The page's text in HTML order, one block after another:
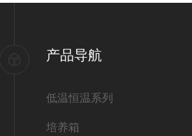
产品导航
低温恒温系列
培养箱